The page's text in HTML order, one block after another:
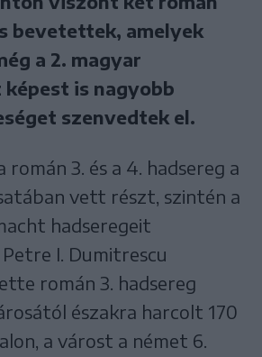
bevetettek, amelyek
a 2. magyar
képest is nagyobb
szenvedtek el.
román 3. és a 4. hadsereg a
vett részt, szintén a
hadseregeit
I. Dumitrescu
román 3. hadsereg
északra harcolt 170
a várost a német 6.